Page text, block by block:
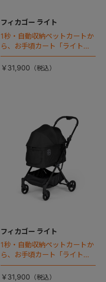
フィカゴー ライト
1秒・自動収納ペットカートか
ら、お手頃カート「ライト」
が登場！
￥31,900
フィカゴー ライト
1秒・自動収納ペットカートか
ら、お手頃カート「ライト」
が登場！
￥31,900